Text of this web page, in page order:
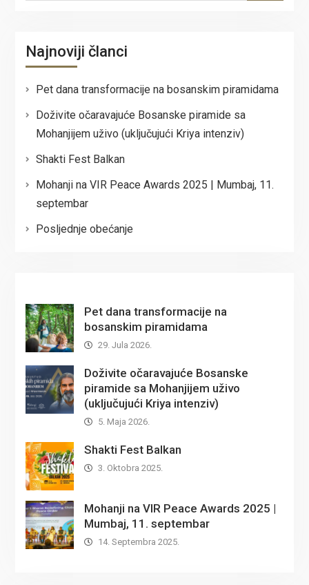
Najnoviji članci
Pet dana transformacije na bosanskim piramidama
Doživite očaravajuće Bosanske piramide sa
Mohanjijem uživo (uključujući Kriya intenziv)
Shakti Fest Balkan
Mohanji na VIR Peace Awards 2025 | Mumbaj, 11.
septembar
Posljednje obećanje
Pet dana transformacije na
bosanskim piramidama
29. Jula 2026.
Doživite očaravajuće Bosanske
piramide sa Mohanjijem uživo
(uključujući Kriya intenziv)
5. Maja 2026.
Shakti Fest Balkan
3. Oktobra 2025.
Mohanji na VIR Peace Awards 2025 |
Mumbaj, 11. septembar
14. Septembra 2025.